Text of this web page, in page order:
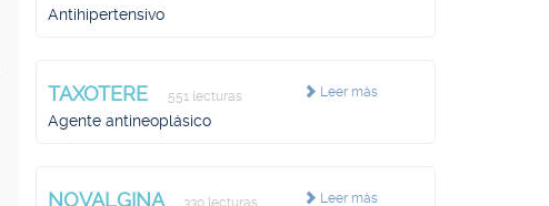
Antihipertensivo
Leer más
TAXOTERE 551 lecturas
Agente antineoplásico
Leer más
NOVALGINA 330 lecturas